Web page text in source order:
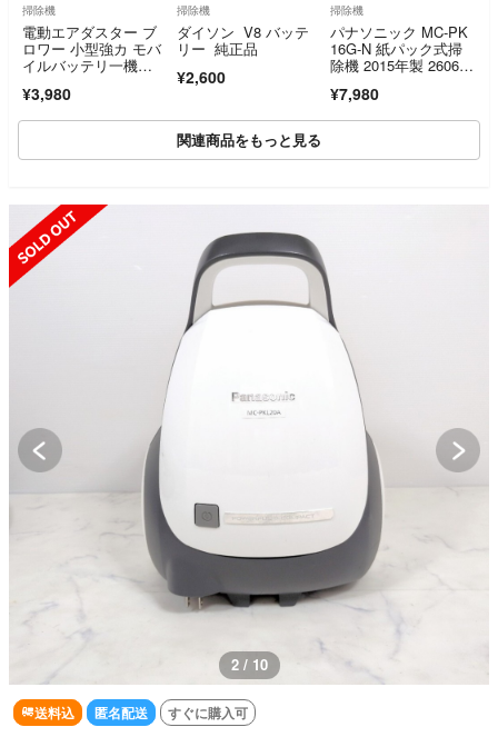
掃除機
電動エアダスター ブ
ロワー 小型強カ モバ
イルバッテリ一機
連続使用 Type-c充電
高速回転
¥3,980
掃除機
ダイソン V8 バッテ
リー 純正品
¥2,600
掃除機
パナソニック MC-PK
16G-N 紙パック式掃
除機 2015年製 260623
¥7,980
関連商品をもっと見る
SOLD OUT
3 / 10
送料込 匿名配送 すぐに購入可